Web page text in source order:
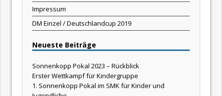
Impressum
DM Einzel / Deutschlandcup 2019
Neueste Beiträge
Sonnenkopp Pokal 2023 – Rückblick
Erster Wettkampf für Kindergruppe
1. Sonnenkopp Pokal im SMK für Kinder und